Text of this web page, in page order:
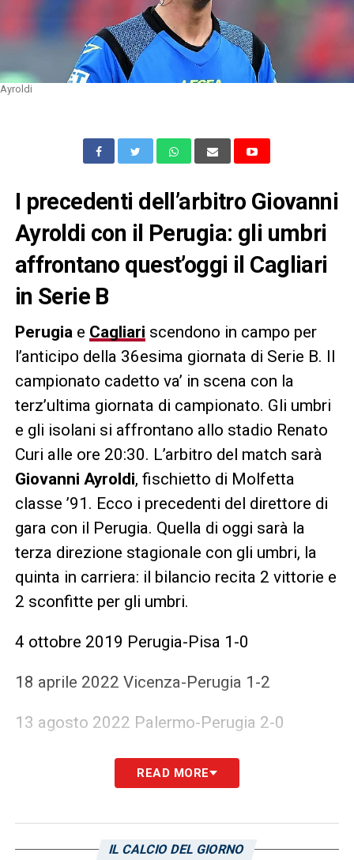
Ayroldi
I precedenti dell’arbitro Giovanni
Ayroldi con il Perugia: gli umbri
affrontano quest’oggi il Cagliari
in Serie B
Perugia e Cagliari scendono in campo per
l’anticipo della 36esima giornata di Serie B. Il
campionato cadetto va’ in scena con la
terz’ultima giornata di campionato. Gli umbri
e gli isolani si affrontano allo stadio Renato
Curi alle ore 20:30. L’arbitro del match sarà
Giovanni Ayroldi, fischietto di Molfetta
classe ’91. Ecco i precedenti del direttore di
gara con il Perugia. Quella di oggi sarà la
terza direzione stagionale con gli umbri, la
quinta in carriera: il bilancio recita 2 vittorie e
2 sconfitte per gli umbri.
4 ottobre 2019 Perugia-Pisa 1-0
18 aprile 2022 Vicenza-Perugia 1-2
13 agosto 2022 Palermo-Perugia 2-0
5 aprile 2023 Perugia Reggina 1-3
READ MORE
IL CALCIO DEL GIORNO